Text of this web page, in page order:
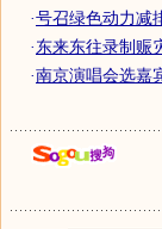
·号召绿色动力减
·东来东往录制赈
·南京演唱会选嘉